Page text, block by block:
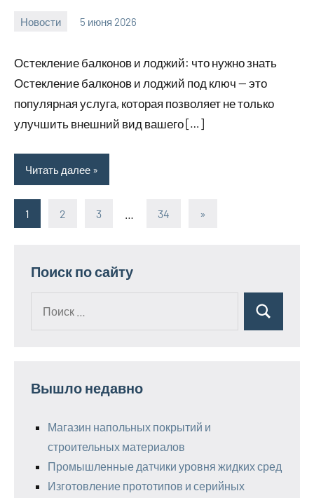
Новости 5 июня 2026
Остекление балконов и лоджий: что нужно знать
Остекление балконов и лоджий под ключ — это
популярная услуга, которая позволяет не только
улучшить внешний вид вашего […]
Читать далее
Пагинация
1 2 3 34
Следующие
»
Поиск по сайту
Поиск
Вышло недавно
Магазин напольных покрытий и
строительных материалов
Промышленные датчики уровня жидких сред
Изготовление прототипов и серийных